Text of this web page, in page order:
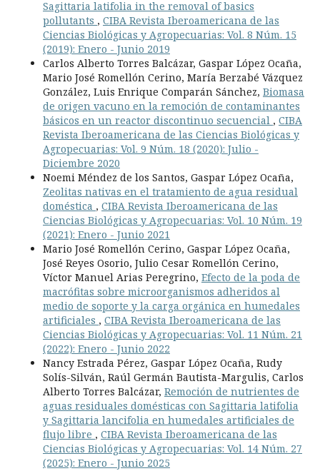
Sagittaria latifolia in the removal of basics
pollutants , CIBA Revista Iberoamericana de las
Ciencias Biológicas y Agropecuarias: Vol. 8 Núm. 15
(2019): Enero - Junio 2019
Carlos Alberto Torres Balcázar, Gaspar López Ocaña,
Mario José Romellón Cerino, María Berzabé Vázquez
González, Luis Enrique Comparán Sánchez, Biomasa
de origen vacuno en la remoción de contaminantes
básicos en un reactor discontinuo secuencial , CIBA
Revista Iberoamericana de las Ciencias Biológicas y
Agropecuarias: Vol. 9 Núm. 18 (2020): Julio -
Diciembre 2020
Noemi Méndez de los Santos, Gaspar López Ocaña,
Zeolitas nativas en el tratamiento de agua residual
doméstica , CIBA Revista Iberoamericana de las
Ciencias Biológicas y Agropecuarias: Vol. 10 Núm. 19
(2021): Enero - Junio 2021
Mario José Romellón Cerino, Gaspar López Ocaña,
José Reyes Osorio, Julio Cesar Romellón Cerino,
Víctor Manuel Arias Peregrino, Efecto de la poda de
macrófitas sobre microorganismos adheridos al
medio de soporte y la carga orgánica en humedales
artificiales , CIBA Revista Iberoamericana de las
Ciencias Biológicas y Agropecuarias: Vol. 11 Núm. 21
(2022): Enero - Junio 2022
Nancy Estrada Pérez, Gaspar López Ocaña, Rudy
Solís-Silván, Raúl Germán Bautista-Margulis, Carlos
Alberto Torres Balcázar, Remoción de nutrientes de
aguas residuales domésticas con Sagittaria latifolia
y Sagittaria lancifolia en humedales artificiales de
flujo libre , CIBA Revista Iberoamericana de las
Ciencias Biológicas y Agropecuarias: Vol. 14 Núm. 27
(2025): Enero - Junio 2025